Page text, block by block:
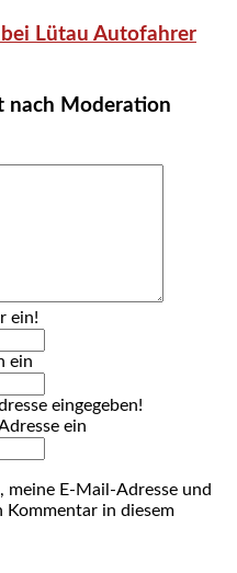
Lütau Autofahrer
nach Moderation
ein!
ein
eingegeben!
ein
meine E-Mail-Adresse und
Kommentar in diesem